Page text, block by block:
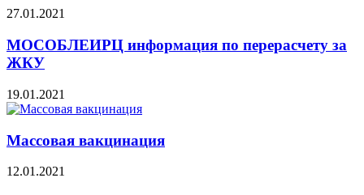
27.01.2021
МОСОБЛЕИРЦ информация по перерасчету за
ЖКУ
19.01.2021
Массовая вакцинация
12.01.2021